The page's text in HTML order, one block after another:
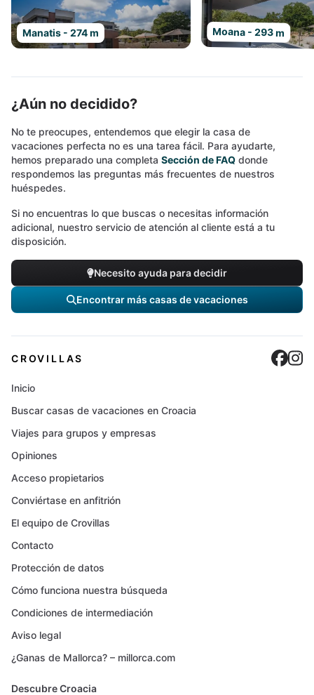
Manatis - 274 m Moana - 293 m
¿Aún no decidido?
No te preocupes, entendemos que elegir la casa de
vacaciones perfecta no es una tarea fácil. Para ayudarte,
hemos preparado una completa Sección de FAQ donde
respondemos las preguntas más frecuentes de nuestros
huéspedes.
Si no encuentras lo que buscas o necesitas información
adicional, nuestro servicio de atención al cliente está a tu
disposición.
Necesito ayuda para decidir
Encontrar más casas de vacaciones
CROVILLAS
Inicio
Buscar casas de vacaciones en Croacia
Viajes para grupos y empresas
Opiniones
Acceso propietarios
Conviértase en anfitrión
El equipo de Crovillas
Contacto
Protección de datos
Cómo funciona nuestra búsqueda
Condiciones de intermediación
Aviso legal
¿Ganas de Mallorca? – millorca.com
Descubre Croacia